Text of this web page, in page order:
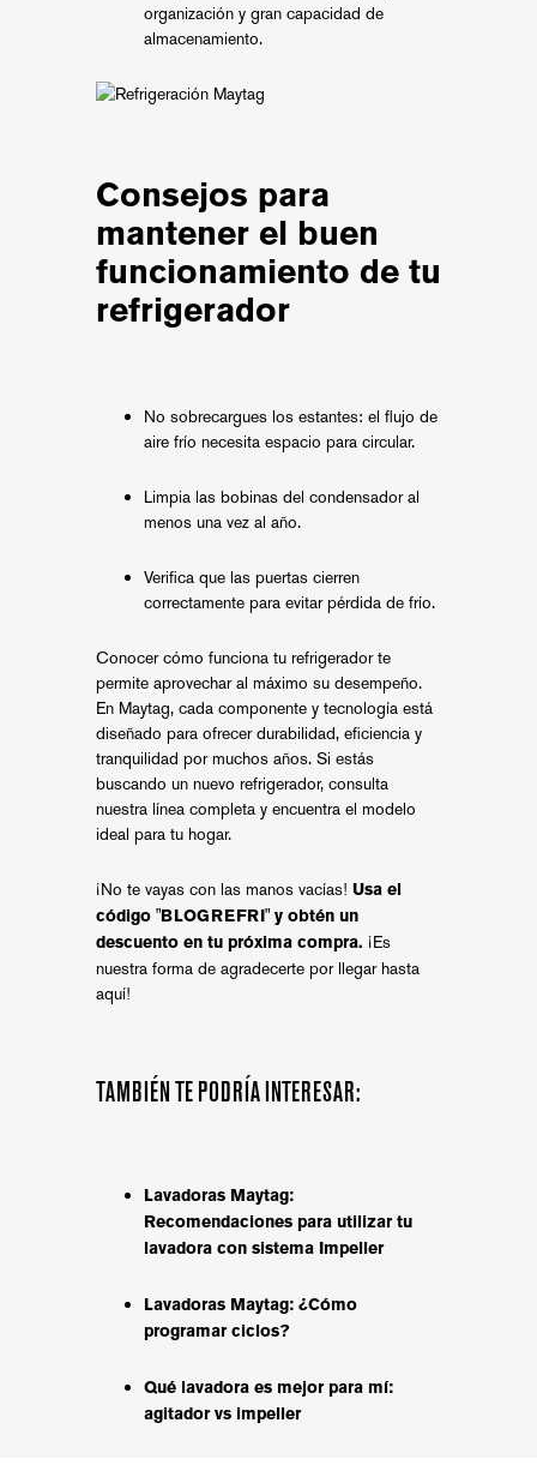
organización y gran capacidad de
almacenamiento.
Consejos para
mantener el buen
funcionamiento de tu
refrigerador
No sobrecargues los estantes: el flujo de
aire frío necesita espacio para circular.
Limpia las bobinas del condensador al
menos una vez al año.
Verifica que las puertas cierren
correctamente para evitar pérdida de frío.
Conocer cómo funciona tu refrigerador te
permite aprovechar al máximo su desempeño.
En Maytag, cada componente y tecnología está
diseñado para ofrecer durabilidad, eficiencia y
tranquilidad por muchos años. Si estás
buscando un nuevo refrigerador, consulta
nuestra línea completa y encuentra el modelo
ideal para tu hogar.
¡No te vayas con las manos vacías! Usa el
código "BLOGREFRI" y obtén un
descuento en tu próxima compra. ¡Es
nuestra forma de agradecerte por llegar hasta
aquí!
TAMBIÉN TE PODRÍA INTERESAR:
Lavadoras Maytag:
Recomendaciones para utilizar tu
lavadora con sistema Impeller
Lavadoras Maytag: ¿Cómo
programar ciclos?
Qué lavadora es mejor para mí:
agitador vs impeller